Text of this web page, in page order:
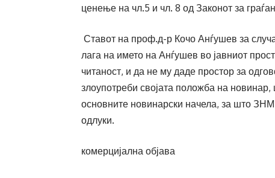
ценење на чл.5 и чл. 8 од Законот за
Ставот на проф.д-р Кочо Анѓушев за
лага на името на Анѓушев во јавниот
читаност, и да не му даде простор за
злоупотреби својата положба на
основните новинарски начела, за што ЗНМ
одлуки.
комерцијална објава